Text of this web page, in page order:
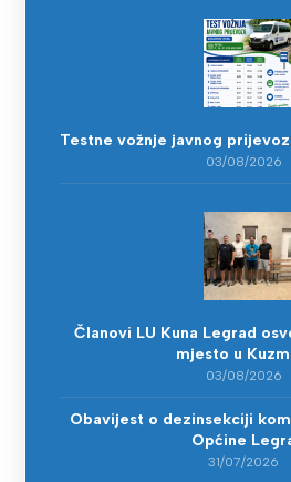
Testne vožnje javnog
03/08/2026
Članovi LU Kuna Legrad
mjesto u
03/08/2026
Obavijest o dezinsekciji
Općine
31/07/2026